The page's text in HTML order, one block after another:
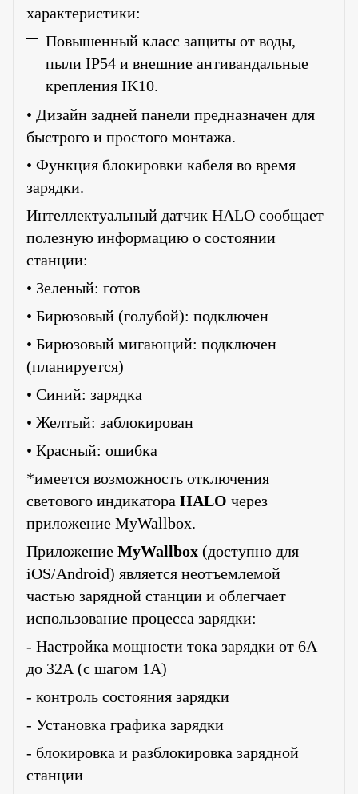
характеристики:
Повышенный класс защиты от воды,
пыли IP54 и внешние антивандальные
крепления IK10.
• Дизайн задней панели предназначен для
быстрого и простого монтажа.
• Функция блокировки кабеля во время
зарядки.
Интеллектуальный датчик HALO сообщает
полезную информацию о состоянии
станции:
• Зеленый: готов
• Бирюзовый (голубой): подключен
• Бирюзовый мигающий: подключен
(планируется)
• Синий: зарядка
• Желтый: заблокирован
• Красный: ошибка
*имеется возможность отключения
светового индикатора HALO через
приложение MyWallbox.
Приложение MyWallbox (доступно для
iOS/Android) является неотъемлемой
частью зарядной станции и облегчает
использование процесса зарядки:
- Настройка мощности тока зарядки от 6А
до 32А (с шагом 1А)
- контроль состояния зарядки
- Установка графика зарядки
- блокировка и разблокировка зарядной
станции